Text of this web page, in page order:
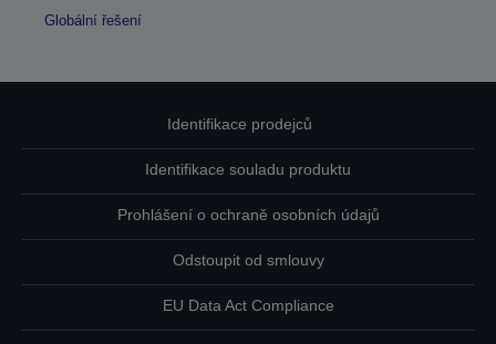
Globální řešení
Identifikace prodejců
Identifikace souladu produktu
Prohlášení o ochraně osobních údajů
Odstoupit od smlouvy
EU Data Act Compliance